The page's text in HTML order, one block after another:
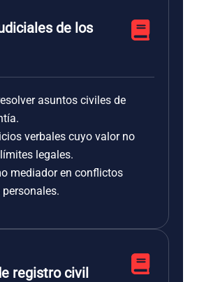
de los
asuntos civiles de
verbales cuyo valor no
legales.
mediador en conflictos
registro civil